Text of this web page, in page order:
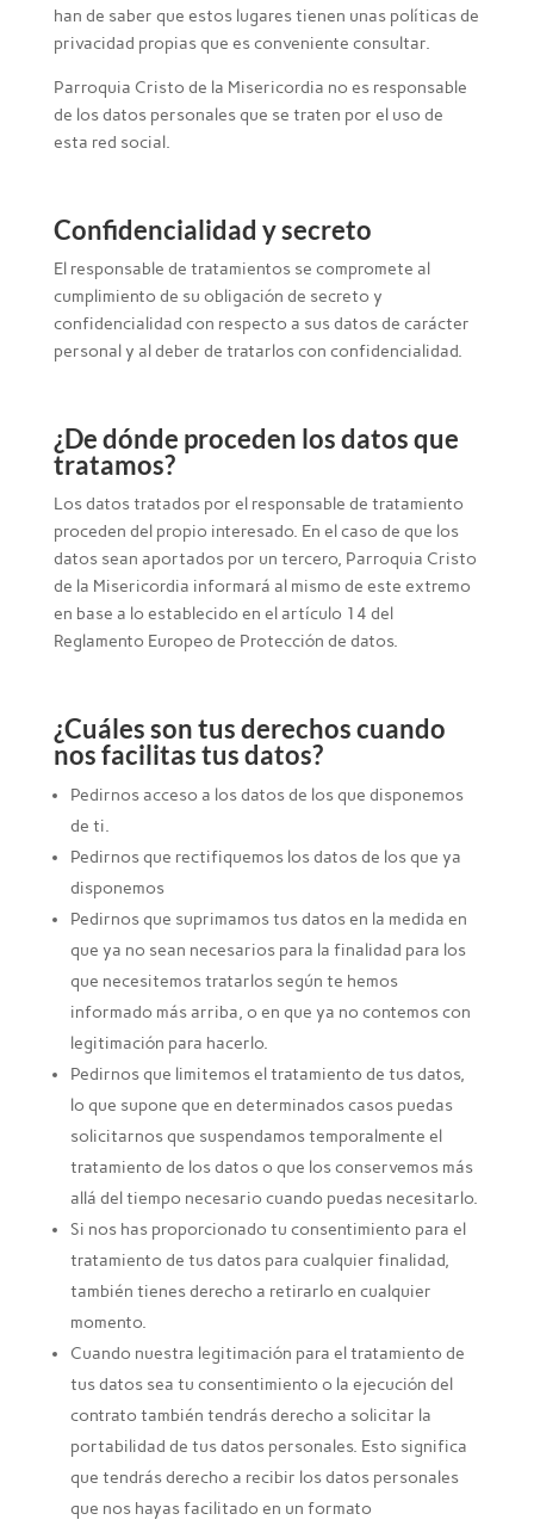
han de saber que estos lugares tienen unas políticas de
privacidad propias que es conveniente consultar.
Parroquia Cristo de la Misericordia no es responsable
de los datos personales que se traten por el uso de
esta red social.
Confidencialidad y secreto
El responsable de tratamientos se compromete al
cumplimiento de su obligación de secreto y
confidencialidad con respecto a sus datos de carácter
personal y al deber de tratarlos con confidencialidad.
¿De dónde proceden los datos que
tratamos?
Los datos tratados por el responsable de tratamiento
proceden del propio interesado. En el caso de que los
datos sean aportados por un tercero, Parroquia Cristo
de la Misericordia informará al mismo de este extremo
en base a lo establecido en el artículo 14 del
Reglamento Europeo de Protección de datos.
¿Cuáles son tus derechos cuando
nos facilitas tus datos?
Pedirnos acceso a los datos de los que disponemos
de ti.
Pedirnos que rectifiquemos los datos de los que ya
disponemos
Pedirnos que suprimamos tus datos en la medida en
que ya no sean necesarios para la finalidad para los
que necesitemos tratarlos según te hemos
informado más arriba, o en que ya no contemos con
legitimación para hacerlo.
Pedirnos que limitemos el tratamiento de tus datos,
lo que supone que en determinados casos puedas
solicitarnos que suspendamos temporalmente el
tratamiento de los datos o que los conservemos más
allá del tiempo necesario cuando puedas necesitarlo.
Si nos has proporcionado tu consentimiento para el
tratamiento de tus datos para cualquier finalidad,
también tienes derecho a retirarlo en cualquier
momento.
Cuando nuestra legitimación para el tratamiento de
tus datos sea tu consentimiento o la ejecución del
contrato también tendrás derecho a solicitar la
portabilidad de tus datos personales. Esto significa
que tendrás derecho a recibir los datos personales
que nos hayas facilitado en un formato